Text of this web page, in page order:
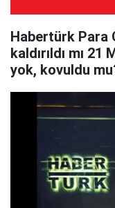
Habertürk Para
kaldırıldı mı 21
yok, kovuldu